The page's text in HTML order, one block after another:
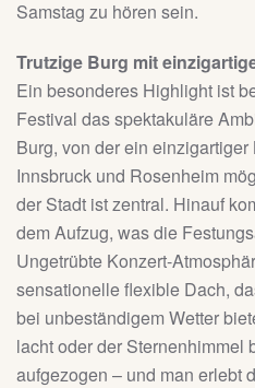
Samstag zu hören sein.
Trutzige Burg mit
Ein besonderes Highlight ist
Festival das spektakuläre
Burg, von der ein
Innsbruck und Rosenheim
der Stadt ist zentral. Hinauf
dem Aufzug, was die
Ungetrübte Konzert-
sensationelle flexible Dach,
bei unbeständigem Wetter
lacht oder der Sternenhimmel
aufgezogen – und man erlebt